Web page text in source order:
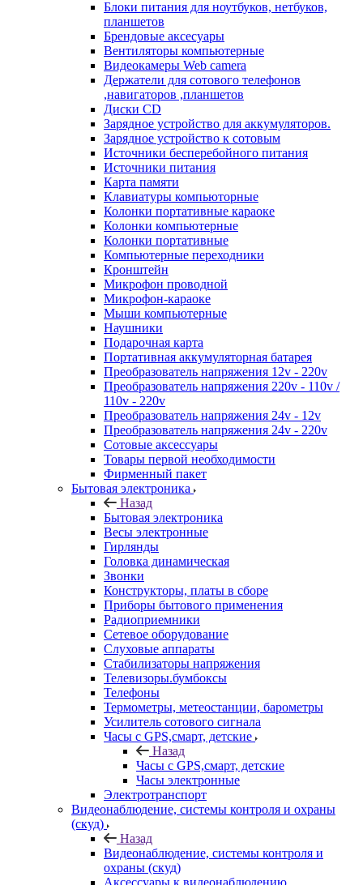
Блоки питания для ноутбуков, нетбуков,
планшетов
Брендовые аксесуары
Вентиляторы компьютерные
Видеокамеры Web camera
Держатели для сотового телефонов
,навигаторов ,планшетов
Диски CD
Зарядное устройство для аккумуляторов.
Зарядное устройство к сотовым
Источники бесперебойного питания
Источники питания
Карта памяти
Клавиатуры компьюторные
Колонки портативные караоке
Колонки компьютерные
Колонки портативные
Компьютерные переходники
Кронштейн
Микрофон проводной
Микрофон-караоке
Мыши компьютерные
Наушники
Подарочная карта
Портативная аккумуляторная батарея
Преобразователь напряжения 12v - 220v
Преобразователь напряжения 220v - 110v /
110v - 220v
Преобразователь напряжения 24v - 12v
Преобразователь напряжения 24v - 220v
Сотовые аксессуары
Товары первой необходимости
Фирменный пакет
Бытовая электроника
Назад
Бытовая электроника
Весы электронные
Гирлянды
Головка динамическая
Звонки
Конструкторы, платы в сборе
Приборы бытового применения
Радиоприемники
Сетевое оборудование
Слуховые аппараты
Стабилизаторы напряжения
Телевизоры.бумбоксы
Телефоны
Термометры, метеостанции, барометры
Усилитель сотового сигнала
Часы с GPS,смарт, детские
Назад
Часы с GPS,смарт, детские
Часы электронные
Электротранспорт
Видеонаблюдение, системы контроля и охраны
(скуд)
Назад
Видеонаблюдение, системы контроля и
охраны (скуд)
Аксессуары к видеонаблюдению